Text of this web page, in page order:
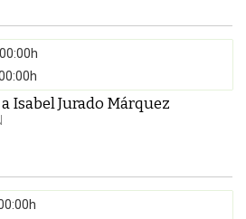
Isabel Jurado Márquez